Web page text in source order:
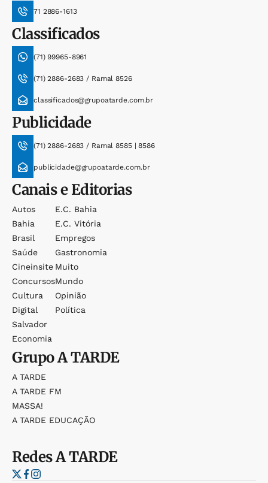
71 2886-1613
Classificados
(71) 99965-8961
(71) 2886-2683 / Ramal 8526
classificados@grupoatarde.com.br
Publicidade
(71) 2886-2683 / Ramal 8585 | 8586
publicidade@grupoatarde.com.br
Canais e Editorias
Autos
Bahia
Brasil
Saúde
Cineinsite
Concursos
Cultura
Digital
Salvador
Economia
E.c. Bahia
E.c. Vitória
Empregos
Gastronomia
Muito
Mundo
Opinião
Política
GrupoA TARDE
A TARDE
A TARDE FM
MASSA!
A TARDE EDUCAÇÃO
RedesA TARDE